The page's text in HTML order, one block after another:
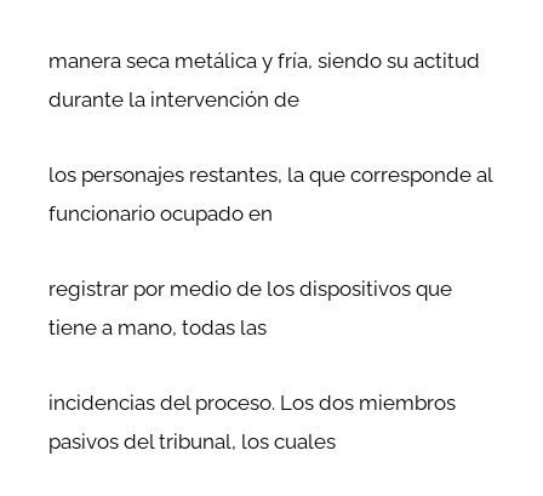
manera seca metálica y fría, siendo su actitud
durante la intervención de
los personajes restantes, la que corresponde al
funcionario ocupado en
registrar por medio de los dispositivos que
tiene a mano, todas las
incidencias del proceso. Los dos miembros
pasivos del tribunal, los cuales